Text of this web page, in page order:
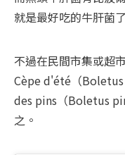
就是最好吃的牛肝菌了
不過在民間市集或超
Cèpe d'été（
des pins（Boletus
之。